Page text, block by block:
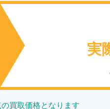
実
買取価格となります